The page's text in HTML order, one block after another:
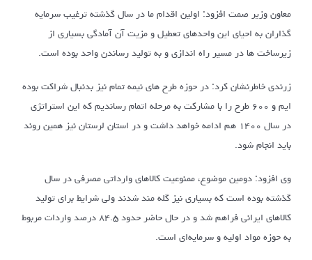
معاون وزیر صمت افزود: اولین اقدام ما در سال گذشته ترغیب سرمایه
گذاران به احیای این واحدهای تعطیل و مزیت آن آمادگی بسیاری از
زیرساخت ها در مسیر راه اندازی و به تولید رساندن واحد بوده است.
زرندی خاطرنشان کرد: در حوزه طرح های نیمه تمام نیز بدنبال شراکت بوده
ایم و ۶۰۰ طرح را با مشارکت به مرحله اتمام رساندیم که این استراتژی
در سال ۱۴۰۰ هم ادامه خواهد داشت و در استان لرستان نیز همین روند
باید انجام شود.
وی افزود: دومین موضوع، ممنوعیت کالاهای وارداتی مصرفی در سال
گذشته بوده است که بسیاری نیز گله مند شدند ولی شرایط برای تولید
کالاهای ایرانی فراهم شد و در حال حاضر حدود ۸۴.۵ درصد واردات مربوط
به حوزه مواد اولیه و سرمایه‌ای است.